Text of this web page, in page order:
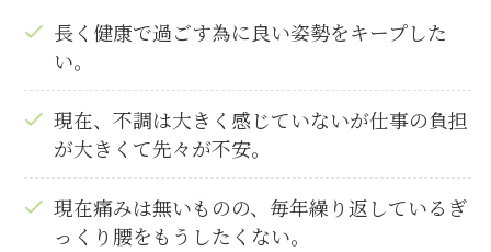
長く健康で過ごす為に良い姿勢をキープした
い。
現在、不調は大きく感じていないが仕事の負担
が大きくて先々が不安。
現在痛みは無いものの、毎年繰り返しているぎ
っくり腰をもうしたくない。